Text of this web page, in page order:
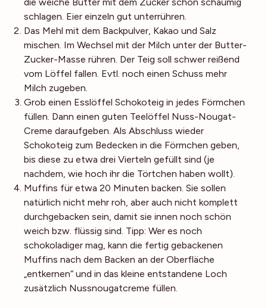
schlagen. Eier einzeln gut unterrühren.
Das Mehl mit dem Backpulver, Kakao und Salz
mischen. Im Wechsel mit der Milch unter der Butter-
Zucker-Masse rühren. Der Teig soll schwer reißend
vom Löffel fallen. Evtl. noch einen Schuss mehr
Milch zugeben.
Grob einen Esslöffel Schokoteig in jedes Förmchen
füllen. Dann einen guten Teelöffel Nuss-Nougat-
Creme daraufgeben. Als Abschluss wieder
Schokoteig zum Bedecken in die Förmchen geben,
bis diese zu etwa drei Vierteln gefüllt sind (je
nachdem, wie hoch ihr die Törtchen haben wollt).
Muffins für etwa 20 Minuten backen. Sie sollen
natürlich nicht mehr roh, aber auch nicht komplett
durchgebacken sein, damit sie innen noch schön
weich bzw. flüssig sind. Tipp: Wer es noch
schokoladiger mag, kann die fertig gebackenen
Muffins nach dem Backen an der Oberfläche
„entkernen“ und in das kleine entstandene Loch
zusätzlich Nussnougatcreme füllen.